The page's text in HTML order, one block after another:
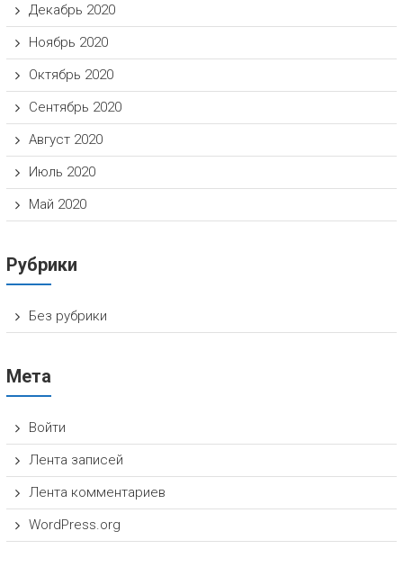
Декабрь 2020
Ноябрь 2020
Октябрь 2020
Сентябрь 2020
Август 2020
Июль 2020
Май 2020
Рубрики
Без рубрики
Мета
Войти
Лента записей
Лента комментариев
WordPress.org